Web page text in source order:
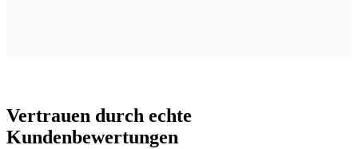
Vertrauen durch echte
Kundenbewertungen